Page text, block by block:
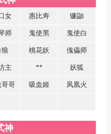
女 惠比寿 镰鼬
师 鬼使黑 鬼使白
狼 桃花妖 傀儡师
主 ** 妖狐
哥哥 吸血姬 凤凰火
神